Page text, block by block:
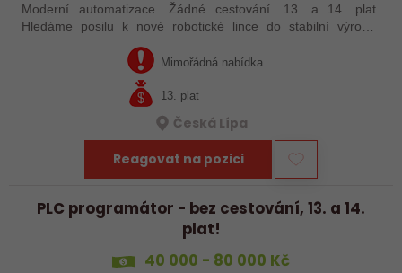
Moderní automatizace. Žádné cestování. 13. a 14. plat.
Hledáme posilu k nové robotické lince do stabilní výrobní
jste šikovný absolvent…
Mimořádná nabídka
13. plat
Česká Lípa
Reagovat na pozici
PLC programátor - bez cestování, 13. a 14.
plat!
40 000 - 80 000 Kč